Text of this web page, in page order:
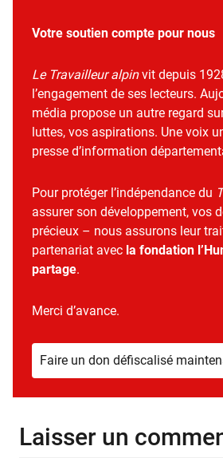
Votre soutien compte pour nous
Le Travailleur alpinvit depuis
l’engagement de ses lecteurs.
média propose un autre regard
luttes, vos aspirations. Une voix
presse d’information
Pour protéger l’indépendance du
assurer son développement, vos
précieux – nous assurons leur
partenariat avec la fondation
partage.
Merci d’avance.
Faire un don défiscalisé
Laisser un